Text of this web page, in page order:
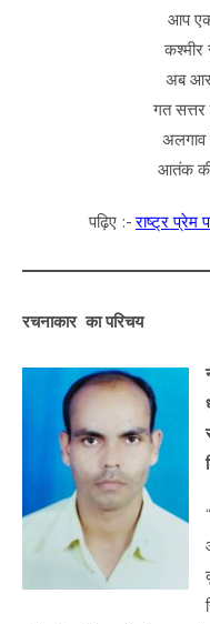
आप एक
कश्मीर
अब आर
गत सत्तर
अलगाव
आतंक की
पढ़िए :-राष्ट्र प्रेम
रचनाकार का परिचय